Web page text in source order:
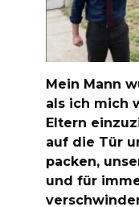
Mein Mann
als ich mich
Eltern
auf die Tür
packen,
und für